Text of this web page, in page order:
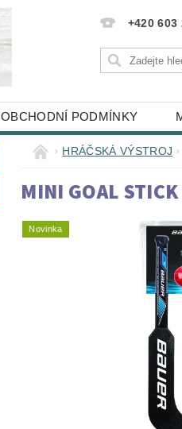
+420 603
OBCHODNÍ PODMÍNKY
HRÁČSKÁ VÝSTROJ
MINI GOAL
Novinka